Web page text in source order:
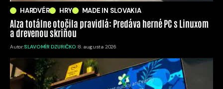
HARDVÉR HRY MADE IN SLOVAKIA
Alza totálne otočila pravidlá: Predáva herné PC s Linuxom
a drevenou skriňou
Autor:SLAVOMÍR DZURIČKO 8. augusta 2026